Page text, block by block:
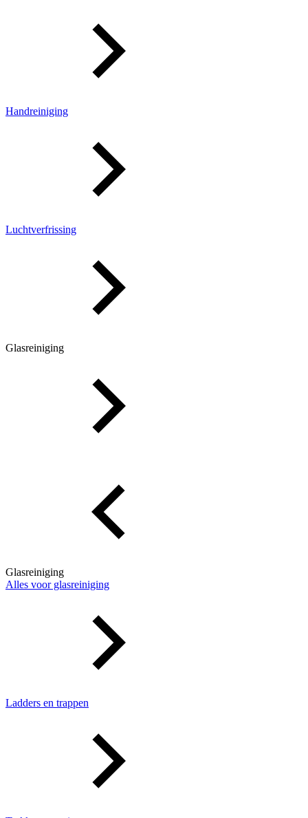
Handreiniging
Luchtverfrissing
Glasreiniging
Glasreiniging
Alles voor glasreiniging
Ladders en trappen